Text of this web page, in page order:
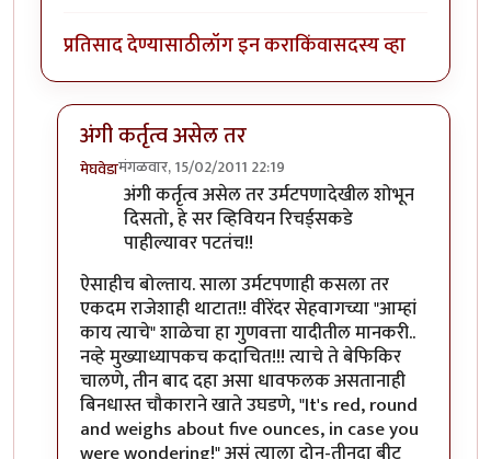
प्रतिसाद देण्यासाठीलॉग इन कराकिंवासदस्य व्हा
अंगी कर्तृत्व असेल तर
मेघवेडामंगळवार, 15/02/2011 22:19
In reply toसलाम!byअसुर
अंगी कर्तृत्व असेल तर उर्मटपणादेखील शोभून
दिसतो, हे सर व्हिवियन रिचर्ड्सकडे
पाहील्यावर पटतंच!!
ऐसाहीच बोल्ताय. साला उर्मटपणाही कसला तर
एकदम राजेशाही थाटात!! वीरेंदर सेहवागच्या "आम्हां
काय त्याचे" शाळेचा हा गुणवत्ता यादीतील मानकरी..
नव्हे मुख्याध्यापकच कदाचित!!! त्याचे ते बेफिकिर
चालणे, तीन बाद दहा असा धावफलक असतानाही
बिनधास्त चौकाराने खाते उघडणे, "It's red, round
and weighs about five ounces, in case you